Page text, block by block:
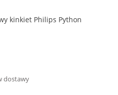
kinkiet Philips Python
dostawy